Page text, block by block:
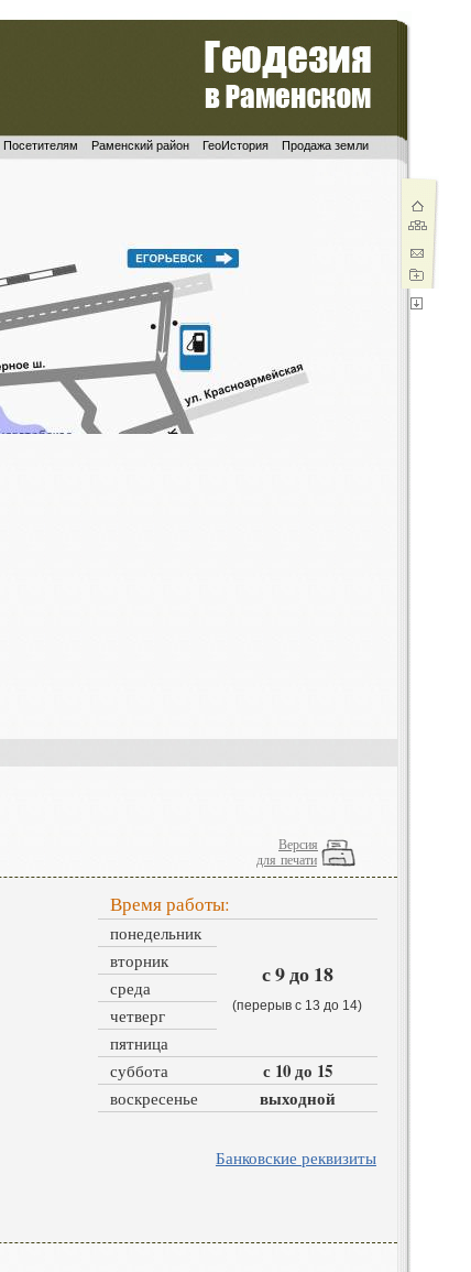
Посетителям Раменский район ГеоИстория Продажа земли
Версия
для печати
Время работы:
понедельник
с 9 до 18
(перерыв с 13 до 14)
вторник
среда
четверг
пятница
суббота
с 10 до 15
воскресенье выходной
Банковские реквизиты